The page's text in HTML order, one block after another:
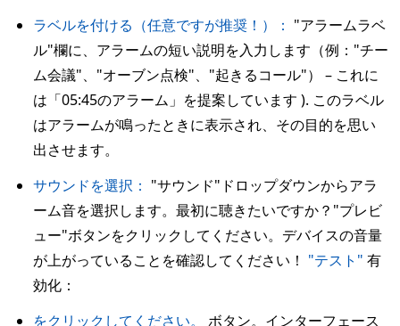
ラベルを付ける（任意ですが推奨！）： "アラームラベ
ル"欄に、アラームの短い説明を入力します（例："チー
ム会議"、"オーブン点検"、"起きるコール"） – これに
は「05:45のアラーム」を提案しています ). このラベル
はアラームが鳴ったときに表示され、その目的を思い
出させます。
サウンドを選択： "サウンド"ドロップダウンからアラ
ーム音を選択します。最初に聴きたいですか？"プレビ
ュー"ボタンをクリックしてください。デバイスの音量
が上がっていることを確認してください！ "テスト" 有
効化：
をクリックしてください。
ボタン。インターフェース